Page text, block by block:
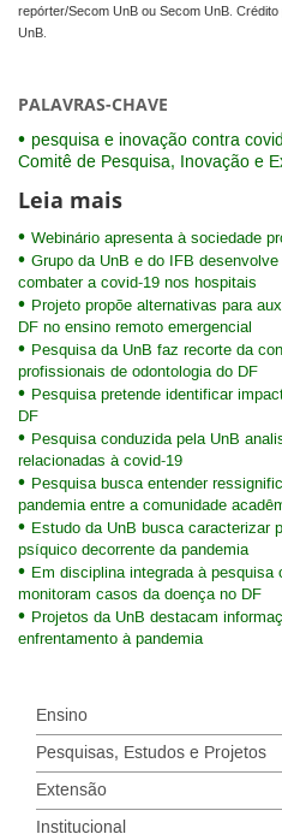
repórter/Secom UnB ou Secom UnB.
UnB.
PALAVRAS-CHAVE
pesquisa e inovação contra
Comitê de Pesquisa, Inovação e
Leia mais
Webinário apresenta à sociedade
Grupo da UnB e do IFB
combater a covid-19 nos hospitais
Projeto propõe alternativas para
DF no ensino remoto emergencial
Pesquisa da UnB faz recorte da
profissionais de odontologia do DF
Pesquisa pretende identificar
DF
Pesquisa conduzida pela UnB
relacionadas à covid-19
Pesquisa busca entender
pandemia entre a comunidade
Estudo da UnB busca caracterizar
psíquico decorrente da pandemia
Em disciplina integrada à pesquisa
monitoram casos da doença no DF
Projetos da UnB destacam
enfrentamento à pandemia
Ensino
Pesquisas, Estudos e Projetos
Extensão
Institucional